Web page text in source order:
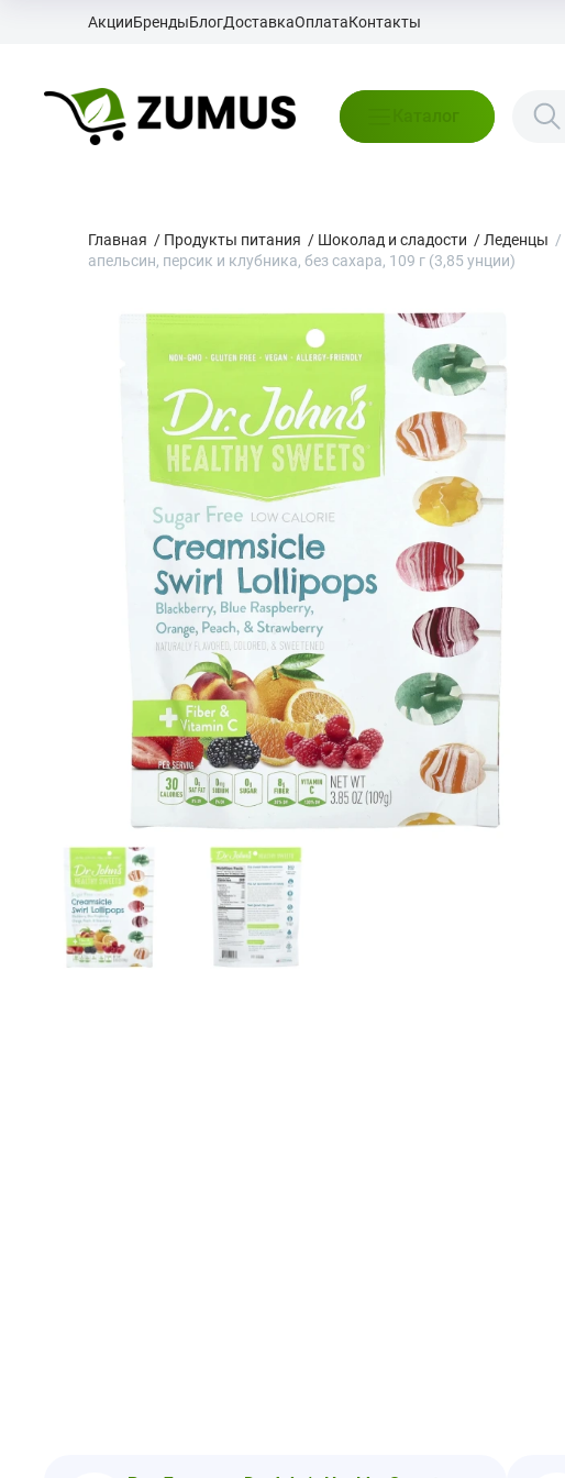
АкцииБрендыБлогДоставкаОплатаКонтакты
Каталог
Главная / Продукты питания / Шоколад и сладости / Леденцы /
апельсин, персик и клубника, без сахара, 109 г (3,85 унции)